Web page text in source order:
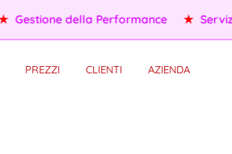
★ HR Self-Service ★ OKR/KPI ★
PREZZI CLIENTI AZIENDA